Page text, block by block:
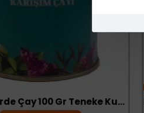
Beşi Bir Yerde Çay 100 Gr Teneke Kutu